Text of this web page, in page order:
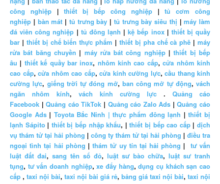
công nghiệp|thiết bị bếp công nghiệp|tủ cơm công
nghiệp | bàn mát | tủ trưng bày | tủ trưng bày siêu thị |máy làm
đá viên công nghiệp | tủ đông lạnh |kệ bếp inox| thiết bị quầy
bar | thiết bị chế biến thực phẩm | thiết bị pha chế cà phê | máy
rửa bát băng chuyền | máy rửa bát công nghiệp|thiết bị bếp
âu | thiết kế quầy bar inox, nhôm kính cao cấp,cửa nhôm kính
cao cấp, cửa nhôm cao cấp, cửa kính cường lực, cầu thang kính
cường lực, giếng trời tự đóng mở, ban công mở tự động, vách
ngăn nhôm kính, vách kính cường lực . Quảng cáo
Facebook |Quảng cáo TikTok | Quảng cáo Zalo Ads |Quảng cáo
Google Ads| Toyota Bắc Ninh | thực phẩm đông lạnh |thiết bị
lạnh Sápito | thiết bị bếp nhập khẩu, |thiết bị bếp cao cấp|dịch
vụ thám tử tại hải phòng | công ty thám tử tại hải phòng | điều tra
ngoại tình tại hải phòng |thám tử uy tín tại hải phòng | tư vấn
luật đất đai, sang tên sổ đỏ, luật sư bào chữa, luật sư tranh
tụng, tư vấn doanh nghiệp,xe đẩy hàng,dụng cụ khách sạn cao
cấp , taxi nội bài, taxi nội bài giá rẻ, bảng giá taxi nội bài, taxi nội